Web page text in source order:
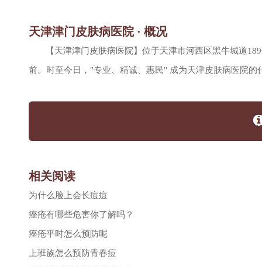
天津津门皮肤病医院 · 概况
【天津津门皮肤病医院】位于天津市河西区黑牛城道
前。时至今日，"专业、精诚、惠民" 成为天津皮肤病医院
相关阅读
为什么脸上会长痘痘
痤疮有哪些危害你了解吗？
痤疮平时怎么预防呢
上班族怎么预防青春痘